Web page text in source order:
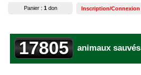
animaux sauvés
17805
Inscription/Connexion
Panier : 1 don